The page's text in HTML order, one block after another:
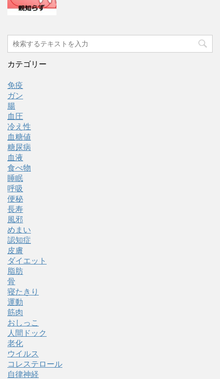
カテゴリー
免疫
ガン
腸
血圧
冷え性
血糖値
糖尿病
血液
食べ物
睡眠
呼吸
便秘
長寿
風邪
めまい
認知症
皮膚
ダイエット
脂肪
骨
寝たきり
運動
筋肉
おしっこ
人間ドック
老化
ウイルス
コレステロール
自律神経